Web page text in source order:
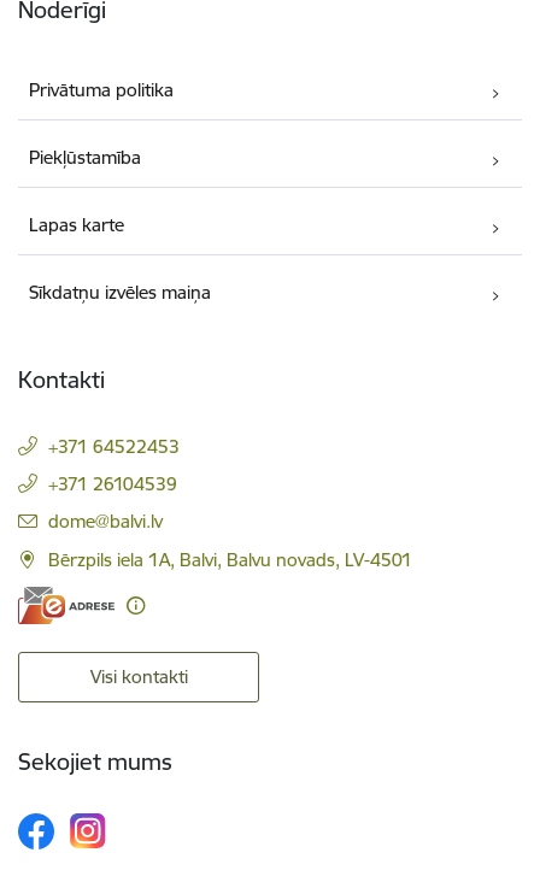
Noderīgi
Privātuma politika
Piekļūstamība
Lapas karte
Sīkdatņu izvēles maiņa
Kontakti
+371 64522453
+371 26104539
E-pasts:
dome@balvi.lv
Bērzpils iela 1A, Balvi, Balvu novads, LV-4501
Visi kontakti
Sekojiet mums